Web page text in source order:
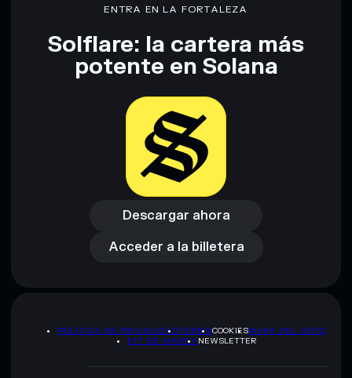
proporcionados por rugcheck.xyz.
ENTRA EN LA FORTALEZA
Solflare: la cartera más
potente en Solana
Descargar ahora
Descargar ahora
Acceder a la billetera
Acceder a la billetera
POLÍTICA DE PRIVACIDADTERMSCOOKIESMAPA DEL SITIO
KIT DE MARCA NEWSLETTER